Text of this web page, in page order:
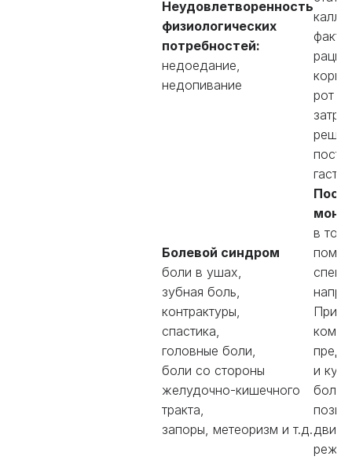
Неудовлетворенность
физиологических
потребностей:
недоедание,
недопивание
рот
Болевой синдром
боли в ушах,
зубная боль,
контрактуры,
спастика,
головные боли,
боли со стороны
желудочно-кишечного
тракта,
запоры, метеоризм и т.д.
в том
и
боли: